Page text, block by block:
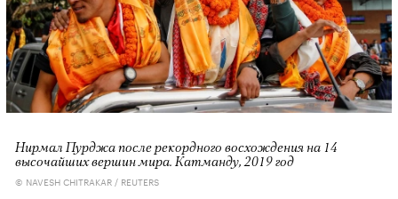
Нирмал Пурджа после рекордного восхождения на 14
высочайших вершин мира. Катманду, 2019 год
© NAVESH CHITRAKAR / REUTERS